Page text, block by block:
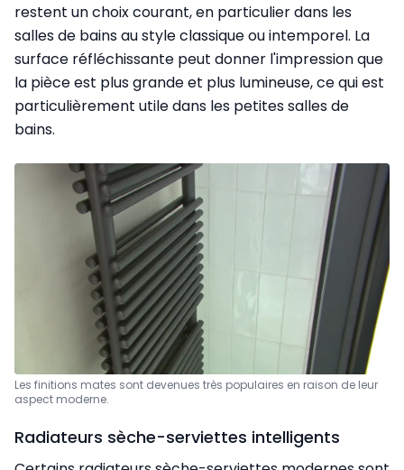
restent un choix courant, en particulier dans les
salles de bains au style classique ou intemporel. La
surface réfléchissante peut donner l'impression que
la pièce est plus grande et plus lumineuse, ce qui est
particulièrement utile dans les petites salles de
bains.
Les finitions mates sont devenues très populaires en raison de leur
aspect moderne.
Radiateurs sèche-serviettes intelligents